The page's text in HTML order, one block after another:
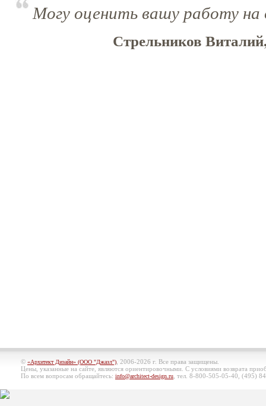
Могу оценить вашу работу на
Стрельников
© «Архитект Дизайн» (ООО "Джазл") , 2006-2026 г. Все права защищены.
Цены, указанные на сайте, являются ориентировочными. С условиями возврата
По всем вопросам обращайтесь: info@architect-design.ru , тел. 8-800-505-05-40, (495)